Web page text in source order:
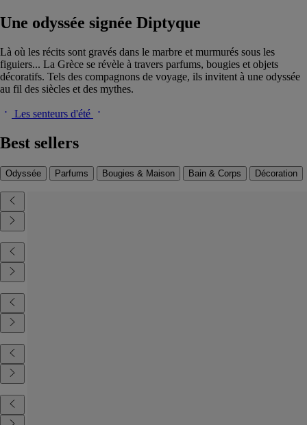
Une odyssée signée Diptyque
Là où les récits sont gravés dans le marbre et murmurés sous les
figuiers... La Grèce se révèle à travers parfums, bougies et objets
décoratifs. Tels des compagnons de voyage, ils invitent à une odyssée
au fil des siècles et des mythes.
Les senteurs d'été
Best sellers
Odyssée Parfums Bougies & Maison Bain & Corps Décoration